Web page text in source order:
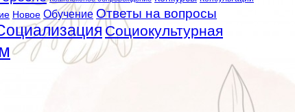
Новое Обучение Ответы на вопросы
Социокультурная